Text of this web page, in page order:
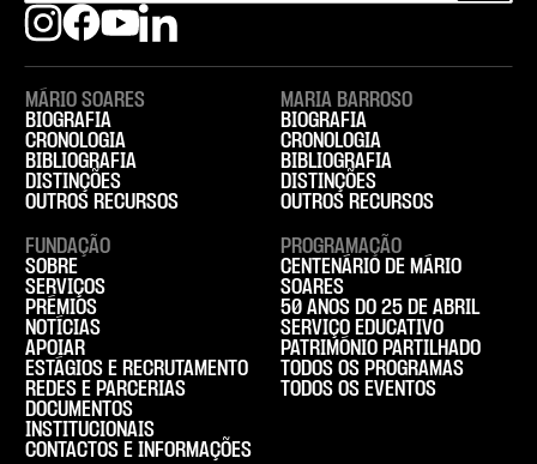
MÁRIO SOARES
BIOGRAFIA
CRONOLOGIA
BIBLIOGRAFIA
DISTINÇÕES
OUTROS RECURSOS
MARIA BARROSO
BIOGRAFIA
CRONOLOGIA
BIBLIOGRAFIA
DISTINÇÕES
OUTROS RECURSOS
FUNDAÇÃO
SOBRE
SERVIÇOS
PRÉMIOS
NOTÍCIAS
APOIAR
ESTÁGIOS E RECRUTAMENTO
REDES E PARCERIAS
DOCUMENTOS
INSTITUCIONAIS
CONTACTOS E INFORMAÇÕES
PROGRAMAÇÃO
CENTENÁRIO DE MÁRIO
SOARES
50 ANOS DO 25 DE ABRIL
SERVIÇO EDUCATIVO
PATRIMÓNIO PARTILHADO
TODOS OS PROGRAMAS
TODOS OS EVENTOS